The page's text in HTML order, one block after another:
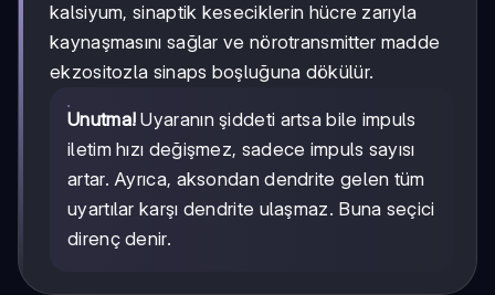
kalsiyum, sinaptik keseciklerin hücre zarıyla
kaynaşmasını sağlar ve nörotransmitter madde
ekzositozla sinaps boşluğuna dökülür.
Unutma! Uyaranın şiddeti artsa bile impuls
iletim hızı değişmez, sadece impuls sayısı
artar. Ayrıca, aksondan dendrite gelen tüm
uyartılar karşı dendrite ulaşmaz. Buna seçici
direnç denir.